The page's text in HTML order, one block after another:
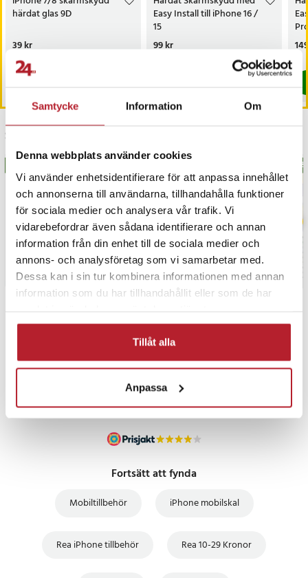
Samtycke Information Om
Denna webbplats använder cookies
Vi använder enhetsidentifierare för att anpassa innehållet
och annonserna till användarna, tillhandahålla funktioner
för sociala medier och analysera vår trafik. Vi
vidarebefordrar även sådana identifierare och annan
information från din enhet till de sociala medier och
annons- och analysföretag som vi samarbetar med.
Dessa kan i sin tur kombinera informationen med annan
information som du har tillhandahållit eller som de har
Tillåt alla
Anpassa
härdat glas 9D
Pris:39 kr
39 kr
Sista exemplaret
Easy Install till iPhone 16 /
15
Pris:99 kr
99 kr
I lager, levereras inom 1-2 vardagar
Senast besökta
UTFÖRSÄLJNING
Fortsätt att fynda
Mobiltillbehör iPhone mobilskal
Rea iPhone tillbehör Rea 10-29 Kronor